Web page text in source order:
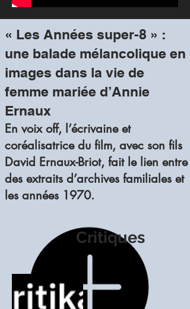
« Les Années super-8 » :
une balade mélancolique en
images dans la vie de
femme mariée d’Annie
Ernaux
En voix off, l’écrivaine et
coréalisatrice du film, avec son fils
David Ernaux-Briot, fait le lien entre
des extraits d’archives familiales et
les années 1970.
Critiques